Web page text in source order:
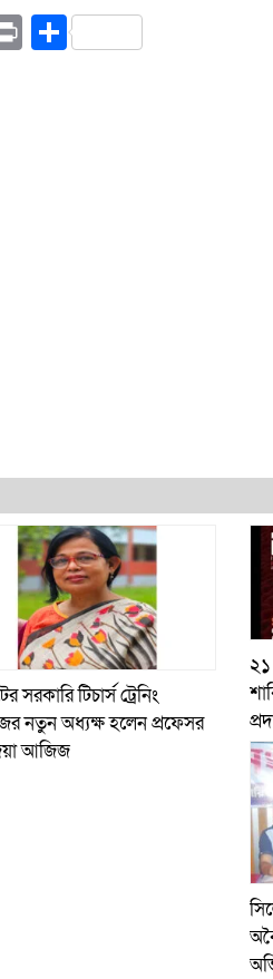
PrintShare
সরকারি টিচার্স ট্রেনিং
নতুন অধ্যক্ষ হলেন প্রফেসর
আজিজ
২১